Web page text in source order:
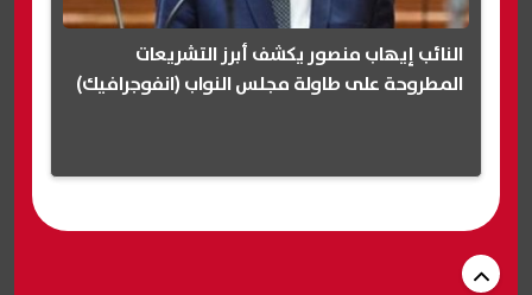
النائب إيهاب منصور يكشف أبرز التشريعات
المطروحة على طاولة مجلس النواب (انفوجرافيك)